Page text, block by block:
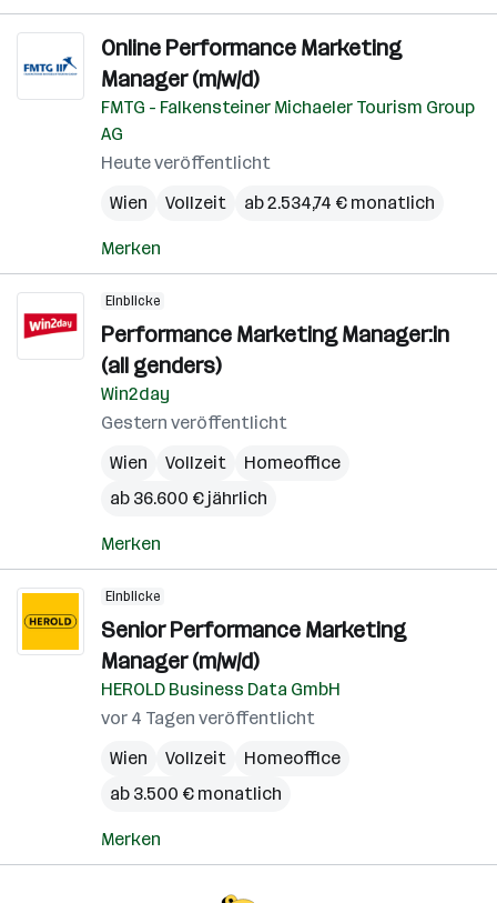
Online Performance Marketing
Manager (m/w/d)
FMTG - Falkensteiner Michaeler Tourism Group
AG
Heute veröffentlicht
Wien
Vollzeit ab 2.534,74 € monatlich
Merken
Einblicke
Performance Marketing Manager:in
(all genders)
Win2day
Gestern veröffentlicht
Wien
Vollzeit
Homeoffice
ab 36.600 € jährlich
Merken
Einblicke
Senior Performance Marketing
Manager (m/w/d)
HEROLD Business Data GmbH
vor 4 Tagen veröffentlicht
Wien
Vollzeit
Homeoffice
ab 3.500 € monatlich
Merken